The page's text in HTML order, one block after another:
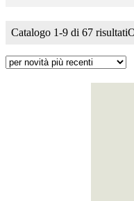
Catalogo 1-9 di 67 risultati